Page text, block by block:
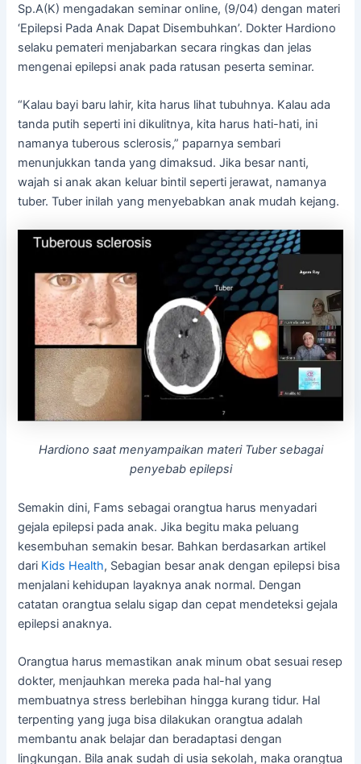
Sp.A(K) mengadakan seminar online, (9/04) dengan materi
‘Epilepsi Pada Anak Dapat Disembuhkan’. Dokter Hardiono
selaku pemateri menjabarkan secara ringkas dan jelas
mengenai epilepsi anak pada ratusan peserta seminar.
“Kalau bayi baru lahir, kita harus lihat tubuhnya. Kalau ada
tanda putih seperti ini dikulitnya, kita harus hati-hati, ini
namanya tuberous sclerosis,” paparnya sembari
menunjukkan tanda yang dimaksud. Jika besar nanti,
wajah si anak akan keluar bintil seperti jerawat, namanya
tuber. Tuber inilah yang menyebabkan anak mudah kejang.
Hardiono saat menyampaikan materi Tuber sebagai
penyebab epilepsi
Semakin dini, Fams sebagai orangtua harus menyadari
gejala epilepsi pada anak. Jika begitu maka peluang
kesembuhan semakin besar. Bahkan berdasarkan artikel
dari Kids Health, Sebagian besar anak dengan epilepsi bisa
menjalani kehidupan layaknya anak normal. Dengan
catatan orangtua selalu sigap dan cepat mendeteksi gejala
epilepsi anaknya.
Orangtua harus memastikan anak minum obat sesuai resep
dokter, menjauhkan mereka pada hal-hal yang
membuatnya stress berlebihan hingga kurang tidur. Hal
terpenting yang juga bisa dilakukan orangtua adalah
membantu anak belajar dan beradaptasi dengan
lingkungan. Bila anak sudah di usia sekolah, maka orangtua